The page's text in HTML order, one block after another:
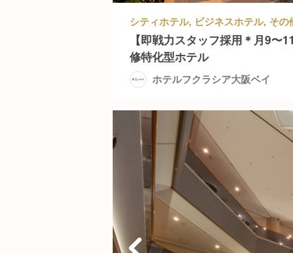
【即戦力スタッフ採用＊月9〜
修特化型ホテル
ホテルフクラシア大阪ベイ